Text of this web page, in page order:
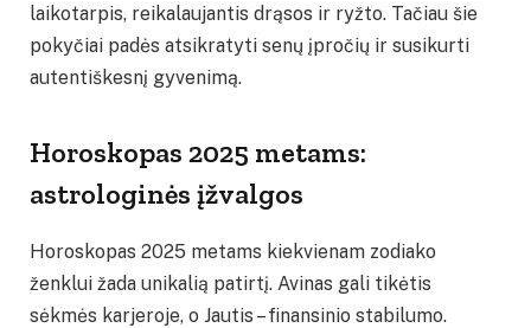
laikotarpis, reikalaujantis drąsos ir ryžto. Tačiau šie
pokyčiai padės atsikratyti senų įpročių ir susikurti
autentiškesnį gyvenimą.
Horoskopas 2025 metams:
astrologinės įžvalgos
Horoskopas 2025 metams kiekvienam zodiako
ženklui žada unikalią patirtį. Avinas gali tikėtis
sėkmės karjeroje, o Jautis – finansinio stabilumo.